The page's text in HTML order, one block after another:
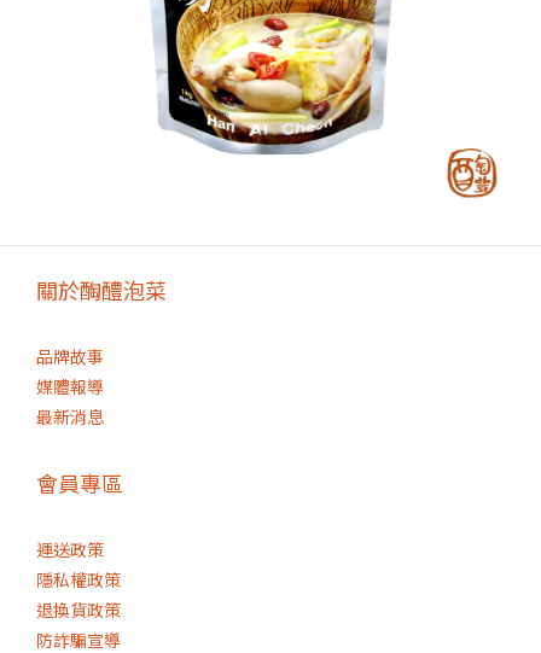
關於醄醴泡菜
品牌故事
媒體報導
最新消息
會員專區
運送政策
隱私權政策
退換貨政策
防詐騙宣導